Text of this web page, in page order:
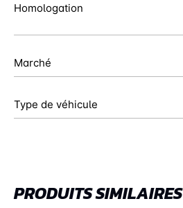
Homologation
Marché
Type de véhicule
PRODUITS SIMILAIRES